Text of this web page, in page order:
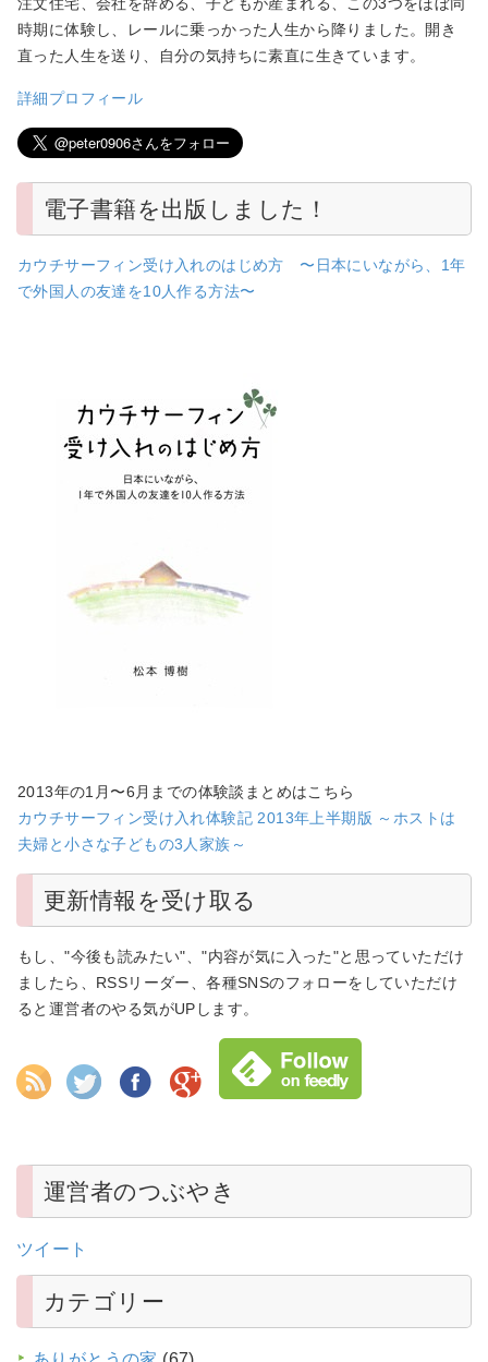
時期に体験し、レールに乗っかった人生から降りました。開き
直った人生を送り、自分の気持ちに素直に生きています。
詳細プロフィール
電子書籍を出版しました！
カウチサーフィン受け入れのはじめ方 〜日本にいながら、1年
で外国人の友達を10人作る方法〜
2013年の1月〜6月までの体験談まとめはこちら
カウチサーフィン受け入れ体験記 2013年上半期版 ～ホストは
夫婦と小さな子どもの3人家族～
更新情報を受け取る
もし、"今後も読みたい"、"内容が気に入った"と思っていただけ
ましたら、RSSリーダー、各種SNSのフォローをしていただけ
ると運営者のやる気がUPします。
運営者のつぶやき
ツイート
カテゴリー